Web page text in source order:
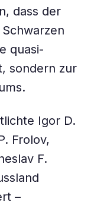
dass der
quasi-
sondern zur
Igor D.
Frolov,
F.
–